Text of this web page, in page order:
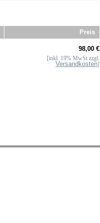
Preis
98,00 €
[inkl. 19% MwSt zzgl.
Versandkosten]